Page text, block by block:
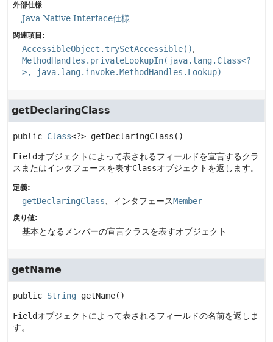
外部仕様
Java Native Interface仕様
関連項目:
AccessibleObject.trySetAccessible()
MethodHandles.privateLookupIn(java.lang.Class<?
>, java.lang.invoke.MethodHandles.Lookup)
getDeclaringClass
public Class<?> getDeclaringClass ()
Fieldオブジェクトによって表されるフィールドを宣言するクラ
スまたはインタフェースを表すClassオブジェクトを返します。
定義:
getDeclaringClass 、インタフェースMember
戻り値:
基本となるメンバーの宣言クラスを表すオブジェクト
getName
public String getName()
Fieldオブジェクトによって表されるフィールドの名前を返しま
す。